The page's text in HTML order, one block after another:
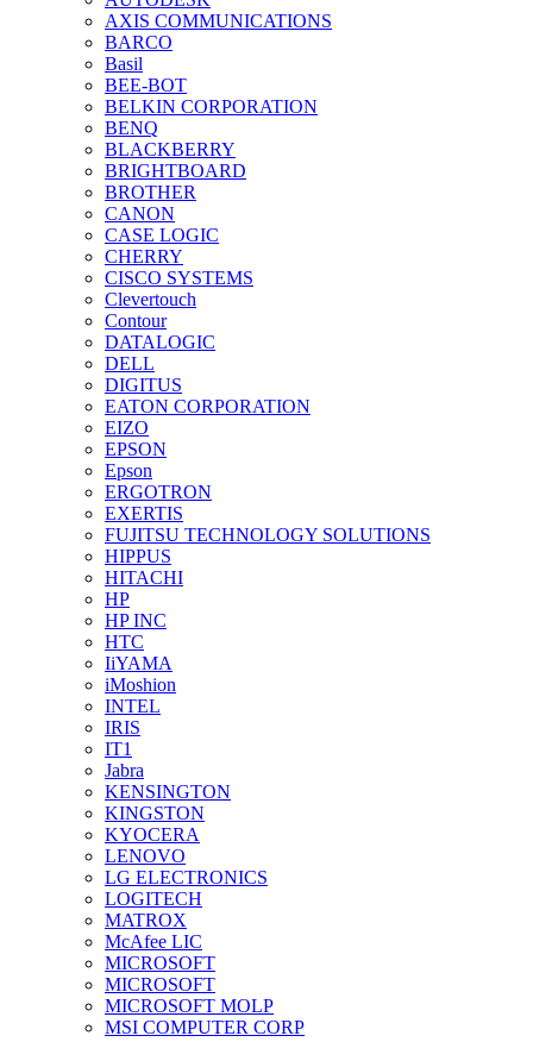
AXIS COMMUNICATIONS
BARCO
Basil
BEE-BOT
BELKIN CORPORATION
BENQ
BLACKBERRY
BRIGHTBOARD
BROTHER
CANON
CASE LOGIC
CHERRY
CISCO SYSTEMS
Clevertouch
Contour
DATALOGIC
DELL
DIGITUS
EATON CORPORATION
EIZO
EPSON
Epson
ERGOTRON
EXERTIS
FUJITSU TECHNOLOGY SOLUTIONS
HIPPUS
HITACHI
HP
HP INC
HTC
IiYAMA
iMoshion
INTEL
IRIS
IT1
Jabra
KENSINGTON
KINGSTON
KYOCERA
LENOVO
LG ELECTRONICS
LOGITECH
MATROX
McAfee LIC
MICROSOFT
MICROSOFT
MICROSOFT MOLP
MSI COMPUTER CORP